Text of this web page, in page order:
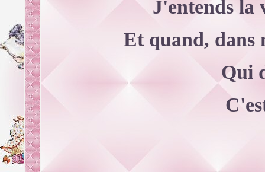
J'entends la
Et quand, dans
Qui